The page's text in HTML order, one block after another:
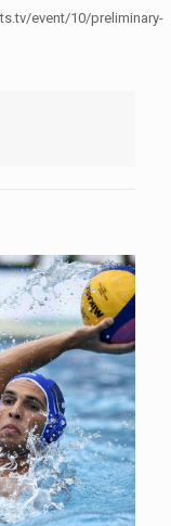
event/10/preliminary-